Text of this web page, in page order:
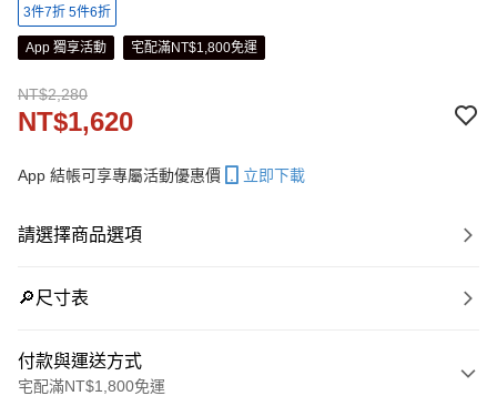
3件7折 5件6折
App 獨享活動 宅配滿NT$1,800免運
NT$2,280
NT$1,620
App 結帳可享專屬活動優惠價 立即下載
請選擇商品選項
🔎尺寸表
付款與運送方式
宅配滿NT$1,800免運